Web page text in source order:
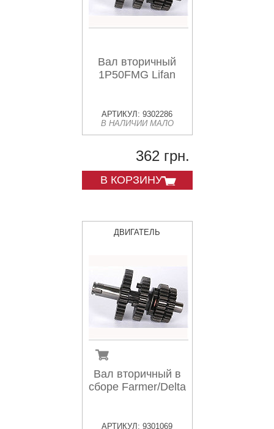
Вал вторичный
1P50FMG Lifan
АРТИКУЛ: 9302286
В НАЛИЧИИ МАЛО
362 грн.
В КОРЗИНУ
ДВИГАТЕЛЬ
Вал вторичный в
сборе Farmer/Delta
АРТИКУЛ: 9301069